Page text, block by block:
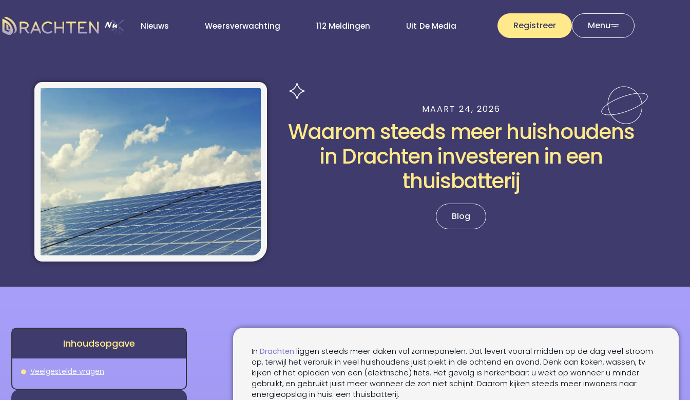
Nieuws Weersverwachting 112 Meldingen Uit De Media Registreer Menu
MAART 24, 2026
Waarom steeds meer huishoudens
in Drachten investeren in een
thuisbatterij
Blog
In Drachten liggen steeds meer daken vol zonnepanelen. Dat levert vooral midden op de dag veel stroom
op, terwijl het verbruik in veel huishoudens juist piekt in de ochtend en avond. Denk aan koken, wassen, tv
kijken of het opladen van een (elektrische) fiets. Het gevolg is herkenbaar: u wekt op wanneer u minder
gebruikt, en gebruikt juist meer wanneer de zon niet schijnt. Daarom kijken steeds meer inwoners naar
energieopslag in huis: een thuisbatterij.
Inhoudsopgave
Veelgestelde vragen